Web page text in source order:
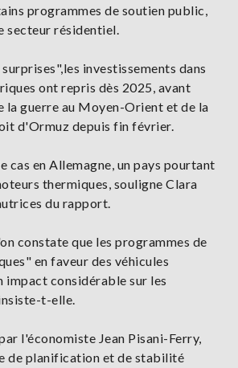
programmes de soutien public,
secteur résidentiel.
investissements dans
ont repris dès 2025, avant
la guerre au Moyen-Orient et de la
d'Ormuz depuis fin février.
cas en Allemagne, un pays pourtant
thermiques, souligne Clara
du rapport.
constate que les programmes de
en faveur des véhicules
impact considérable sur les
t-elle.
l'économiste Jean Pisani-Ferry,
de planification et de stabilité